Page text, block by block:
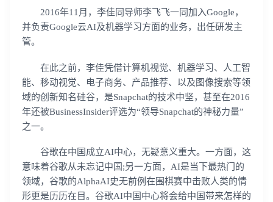
2016年11月，李佳同导师李飞飞一同加入Google，
并负责Google云AI及机器学习方面的业务，出任研发主
管。
在此之前，李佳凭借计算机视觉、机器学习、人工智
能、移动视觉、电子商务、产品推荐、以及图像搜索等领
域的创新知名硅谷，是Snapchat的技术中坚，甚至在2016
年还被BusinessInsider评选为“领导Snapchat的神秘力量”
之一。
谷歌在中国成立AI中心，无疑意义重大。一方面，这
意味着谷歌从未忘记中国;另一方面，AI是当下最热门的
领域，谷歌的AlphaAI史无前例在围棋赛中击败人类的情
形更是历历在目。谷歌AI中国中心将会给中国带来怎样的